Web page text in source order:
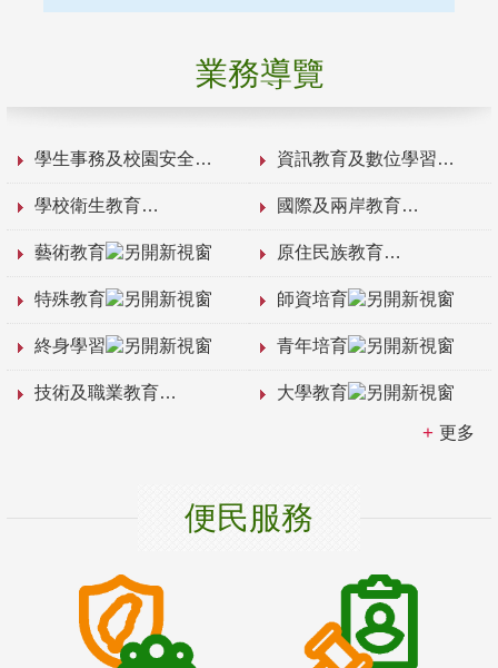
業務導覽
學生事務及校園安全 資訊教育及數位學習
學校衛生教育 國際及兩岸教育
藝術教育 原住民族教育
特殊教育 師資培育
終身學習 青年培育
技術及職業教育 大學教育
更多
便民服務